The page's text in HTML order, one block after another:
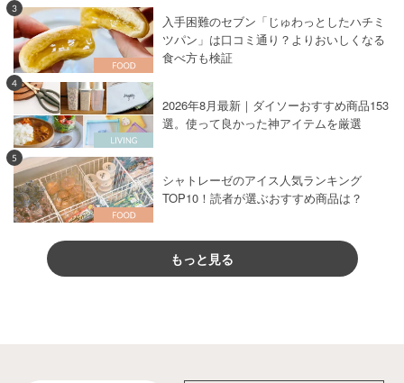
3
入手困難のセブン「じゅわっとしたハチミ
ツパン」は口コミ通り？よりおいしくなる
食べ方も検証
4
2026年8月最新｜ダイソーおすすめ商品153
選。使って良かった神アイテムを厳選
5
シャトレーゼのアイス人気ランキング
TOP10！読者が選ぶおすすめ商品は？
もっと見る